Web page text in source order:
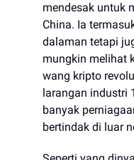
mendesak untuk
China. Ia
dalaman tetapi
mungkin melihat
wang kripto
larangan industri
banyak
bertindak di luar